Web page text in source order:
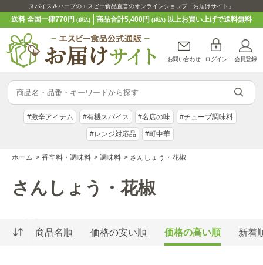
スパイス＆ハーブのエスビー食品直営のオンラインショップ「お届けサイト」
送料 全国一律770円(税込) 商品合計5,400円 (税込)以上お買い上げで送料無料
お問い合わせ ログイン 会員登録
#激辛アイテム #有機スパイス #名店の味 #チューブ調味料
#レンジ対応品 #町中華
ホーム > 香辛料・調味料 > 調味料 > さんしょう・花椒
さんしょう・花椒
商品名順 価格の安い順 価格の高い順 新着